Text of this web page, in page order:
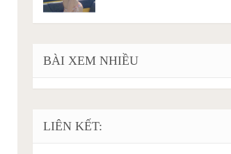
BÀI XEM NHIỀU
LIÊN KẾT: